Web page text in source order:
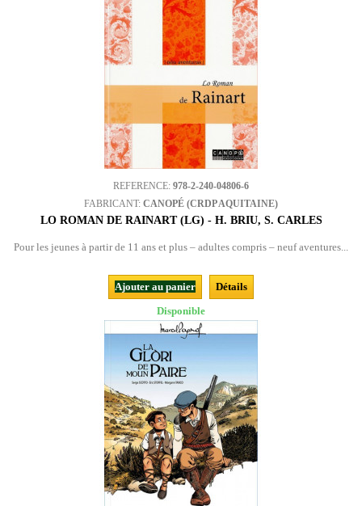
REFERENCE: 978-2-240-04806-6
FABRICANT: CANOPÉ (CRDP AQUITAINE)
LO ROMAN DE RAINART (LG) - H. BRIU, S. CARLES
Pour les jeunes à partir de 11 ans et plus – adultes compris – neuf aventures...
Ajouter au panier
Détails
Disponible